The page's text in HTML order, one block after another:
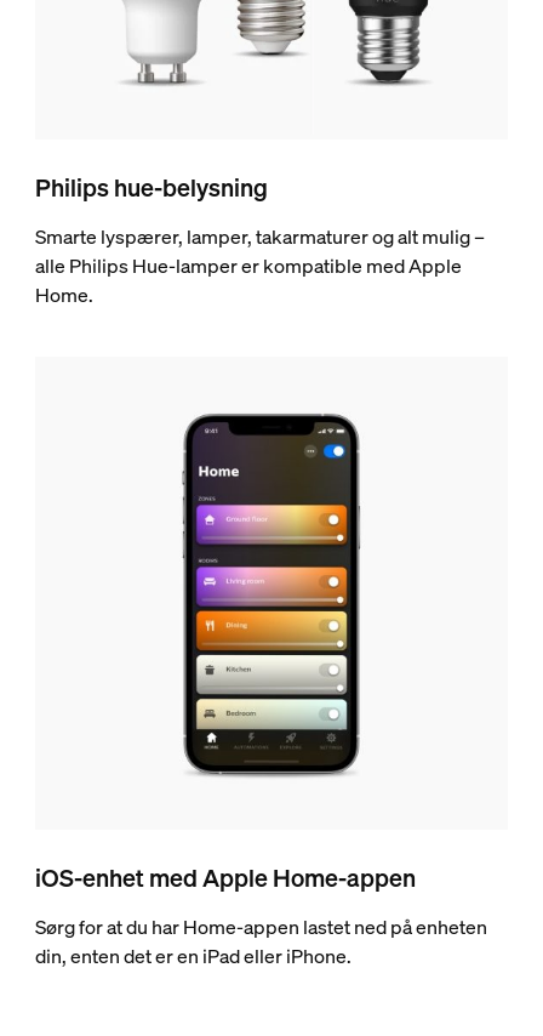
Philips hue-belysning
Smarte lyspærer, lamper, takarmaturer og alt mulig –
alle Philips Hue-lamper er kompatible med Apple
Home.
iOS-enhet med Apple Home-appen
Sørg for at du har Home-appen lastet ned på enheten
din, enten det er en iPad eller iPhone.